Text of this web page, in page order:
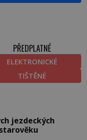
PŘEDPLATNÉ
ELEKTRONICKÉ
TIŠTĚNÉ
jezdeckých